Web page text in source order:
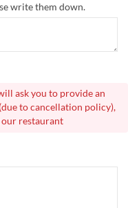
write them down.
ask you to provide an
to cancellation policy),
our restaurant